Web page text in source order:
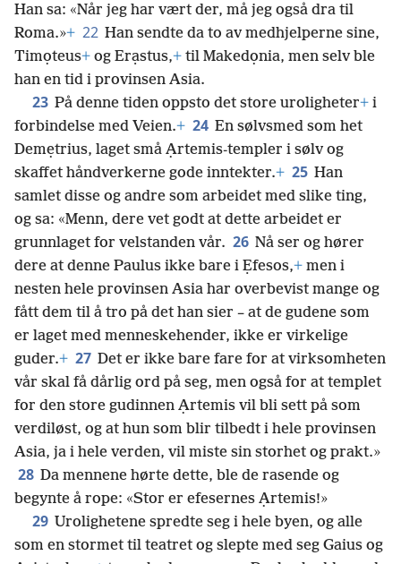
Han sa: «Når jeg har vært der, må jeg også dra til
Roma.»+ 22 Han sendte da to av medhjelperne sine,
Timọteus+ og Erạstus,+ til Makedọnia, men selv ble
han en tid i provinsen Asia.
23 På denne tiden oppsto det store uroligheter+ i
forbindelse med Veien.+ 24 En sølvsmed som het
Demẹtrius, laget små Ạrtemis-templer i sølv og
skaffet håndverkerne gode inntekter.+ 25 Han
samlet disse og andre som arbeidet med slike ting,
og sa: «Menn, dere vet godt at dette arbeidet er
grunnlaget for velstanden vår. 26 Nå ser og hører
dere at denne Paulus ikke bare i Ẹfesos,+ men i
nesten hele provinsen Asia har overbevist mange og
fått dem til å tro på det han sier – at de gudene som
er laget med menneskehender, ikke er virkelige
guder.+ 27 Det er ikke bare fare for at virksomheten
vår skal få dårlig ord på seg, men også for at templet
for den store gudinnen Ạrtemis vil bli sett på som
verdiløst, og at hun som blir tilbedt i hele provinsen
Asia, ja i hele verden, vil miste sin storhet og prakt.»
28 Da mennene hørte dette, ble de rasende og
begynte å rope: «Stor er efesernes Ạrtemis!»
29 Urolighetene spredte seg i hele byen, og alle
som en stormet til teatret og slepte med seg Gaius og